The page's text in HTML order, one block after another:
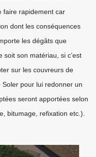
faire rapidement car
dont les conséquences
les dégâts que
son matériau, si c’est
sur les couvreurs de
pour lui redonner un
seront apportées selon
bitumage, refixation etc.).